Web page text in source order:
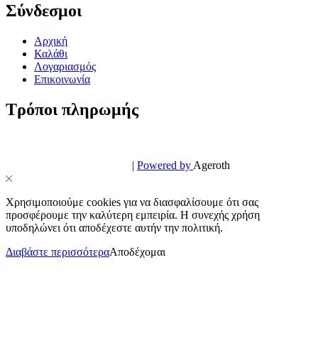
Σύνδεσμοι
Αρχική
Καλάθι
Λογαριασμός
Επικοινωνία
Τρόποι πληρωμής
| Powered by Ageroth
Χρησιμοποιούμε cookies για να διασφαλίσουμε ότι σας
προσφέρουμε την καλύτερη εμπειρία. Η συνεχής χρήση
υποδηλώνει ότι αποδέχεστε αυτήν την πολιτική.
Διαβάστε περισσότεραΑποδέχομαι